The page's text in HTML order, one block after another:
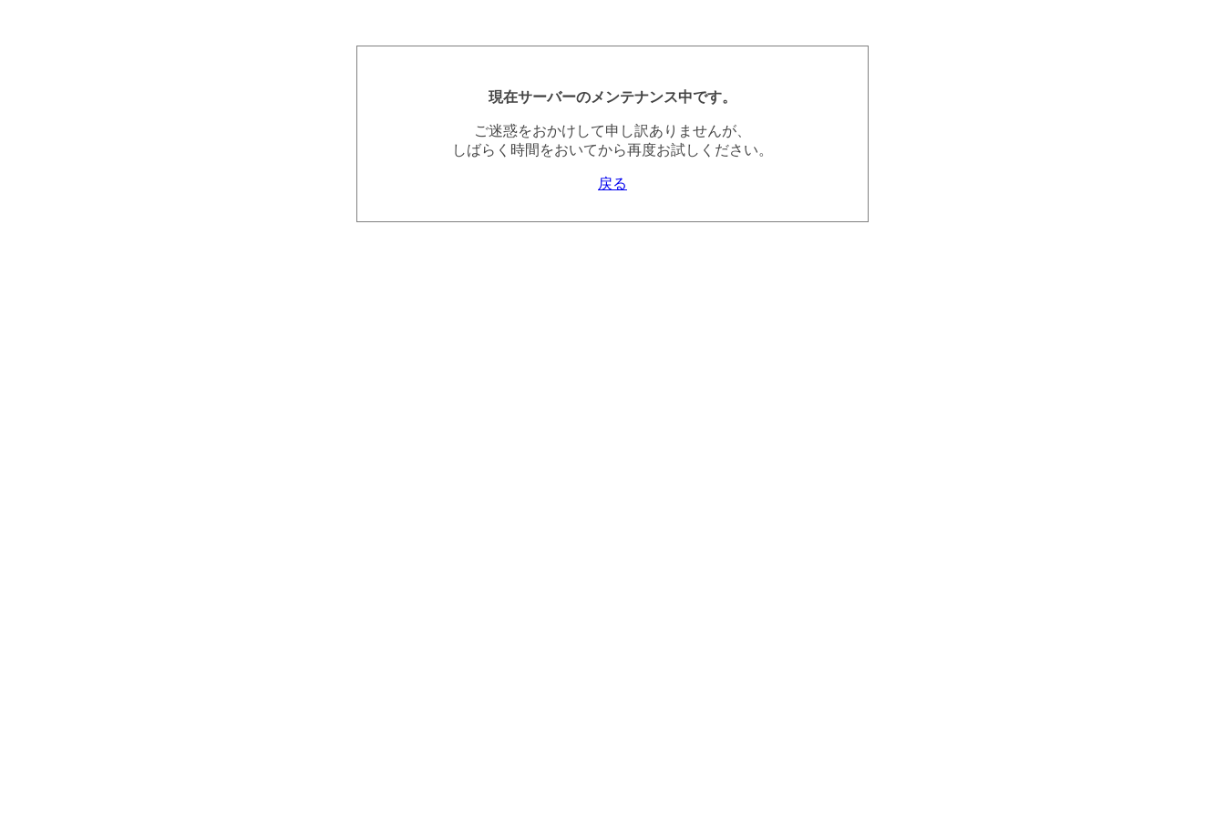
現在サーバーのメンテナンス中です。
ご迷惑をおかけして申し訳ありませんが、
しばらく時間をおいてから再度お試しください。
戻る